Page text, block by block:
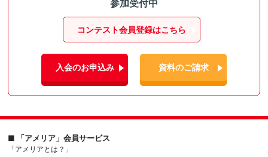
参加受付中
コンテスト会員登録はこちら
入会のお申込み 資料のご請求
■ 「アメリア」会員サービス
「アメリアとは？」